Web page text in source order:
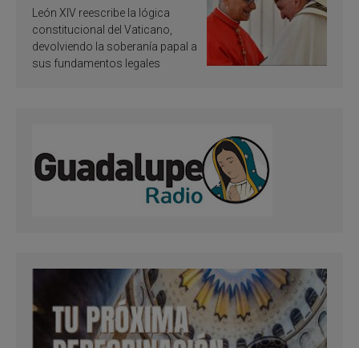
ley vaticana de Papa
Francisco
León XIV reescribe la lógica
constitucional del Vaticano,
devolviendo la soberanía papal a
sus fundamentos legales